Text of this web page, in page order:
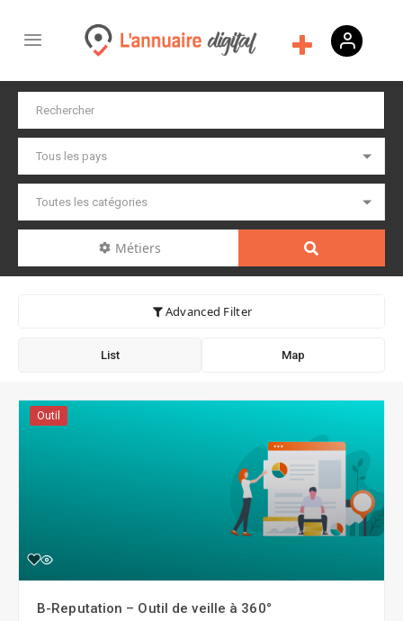
Métiers
Advanced Filter
List Map
Outil
B-Reputation – Outil de veille à 360°